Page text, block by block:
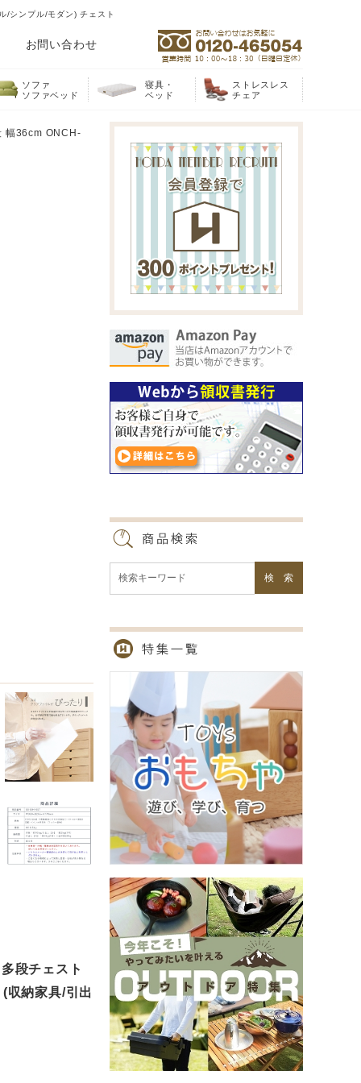
/シンプル/モダン) チェスト
お問い合わせ
ソファ
ソファベッド
寝具・
ベッド
ストレスレス
チェア
幅36cm ONCH-
段チェスト
収納家具/引出